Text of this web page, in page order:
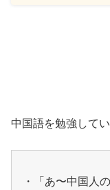
中国語を勉強してい
・「あ〜中国人